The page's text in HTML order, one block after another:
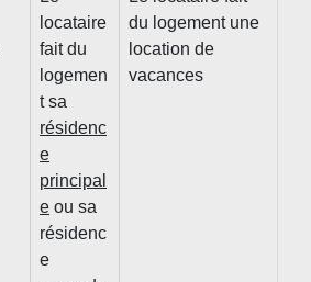
locataire
fait du
logemen
t sa
résidenc
e
principal
e ou sa
résidenc
e
du logement une
location de
vacances